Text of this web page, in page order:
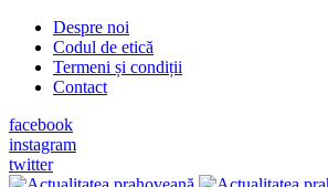
Despre noi
Codul de etică
Termeni și condiții
Contact
facebook
instagram
twitter